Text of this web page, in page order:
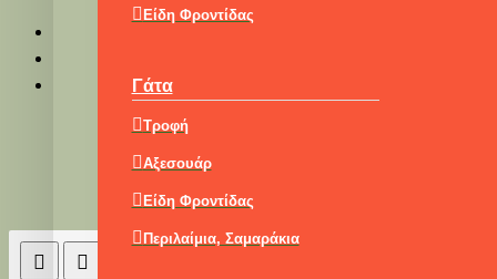
Είδη Φροντίδας
Γάτα
Τροφή
Αξεσουάρ
Είδη Φροντίδας
Περιλαίμια, Σαμαράκια